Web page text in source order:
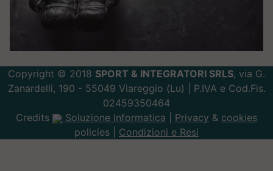
Copyright © 2018 SPORT & INTEGRATORI SRLS, via G.
Zanardelli, 190 - 55049 Viareggio (Lu) | P.IVA e Cod.Fis.
02459350464
Credits
Soluzione Informatica Privacy & cookies
policies | Condizioni e Resi